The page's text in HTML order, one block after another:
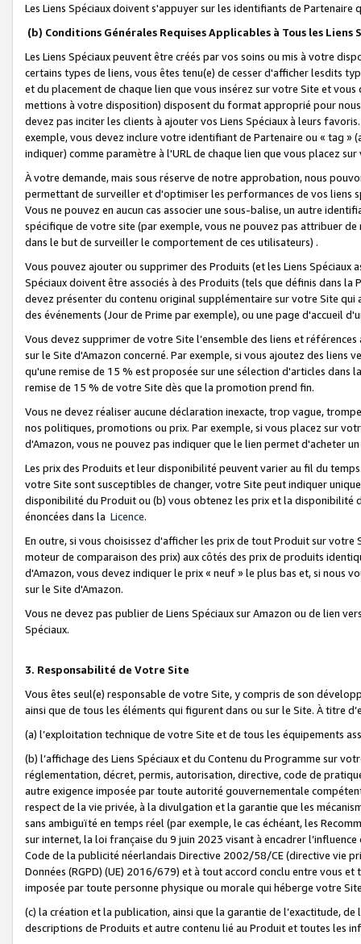
Les Liens Spéciaux doivent s'appuyer sur les identifiants de Partenaire
(b) Conditions Générales Requises Applicables à Tous les Liens
Les Liens Spéciaux peuvent être créés par vos soins ou mis à votre
certains types de liens, vous êtes tenu(e) de cesser d'afficher lesdits
et du placement de chaque lien que vous insérez sur votre Site et
mettions à votre disposition) disposent du format approprié pour
devez pas inciter les clients à ajouter vos Liens Spéciaux à leurs
exemple, vous devez inclure votre identifiant de Partenaire ou « tag
indiquer) comme paramètre à l'URL de chaque lien que vous placez
À votre demande, mais sous réserve de notre approbation, nous
permettant de surveiller et d'optimiser les performances de vos liens
Vous ne pouvez en aucun cas associer une sous-balise, un autre
spécifique de votre site (par exemple, vous ne pouvez pas attribuer
dans le but de surveiller le comportement de ces utilisateurs) .
Vous pouvez ajouter ou supprimer des Produits (et les Liens
Spéciaux doivent être associés à des Produits (tels que définis dans
devez présenter du contenu original supplémentaire sur votre Site qui
des événements (Jour de Prime par exemple), ou une page d'accueil
Vous devez supprimer de votre Site l’ensemble des liens et
sur le Site d'Amazon concerné. Par exemple, si vous ajoutez des
qu'une remise de 15 % est proposée sur une sélection d'articles
remise de 15 % de votre Site dès que la promotion prend fin.
Vous ne devez réaliser aucune déclaration inexacte, trop vague,
nos politiques, promotions ou prix. Par exemple, si vous placez sur
d'Amazon, vous ne pouvez pas indiquer que le lien permet d'acheter
Les prix des Produits et leur disponibilité peuvent varier au fil du
votre Site sont susceptibles de changer, votre Site peut indiquer
disponibilité du Produit ou (b) vous obtenez les prix et la disponibilité
énoncées dans la Licence.
En outre, si vous choisissez d'afficher les prix de tout Produit sur
moteur de comparaison des prix) aux côtés des prix de produits
d'Amazon, vous devez indiquer le prix « neuf » le plus bas et, si nous
sur le Site d'Amazon.
Vous ne devez pas publier de Liens Spéciaux sur Amazon ou de lien
Spéciaux.
3. Responsabilité de Votre Site
Vous êtes seul(e) responsable de votre Site, y compris de son
ainsi que de tous les éléments qui figurent dans ou sur le Site. À titre
(a) l’exploitation technique de votre Site et de tous les équipements
(b) l’affichage des Liens Spéciaux et du Contenu du Programme sur
réglementation, décret, permis, autorisation, directive, code de
autre exigence imposée par toute autorité gouvernementale
respect de la vie privée, à la divulgation et la garantie que les
sans ambiguïté en temps réel (par exemple, le cas échéant, les
sur internet, la loi française du 9 juin 2023 visant à encadrer
Code de la publicité néerlandais Directive 2002/58/CE (directive vie
Données (RGPD) (UE) 2016/679) et à tout accord conclu entre vous
imposée par toute personne physique ou morale qui héberge votre
(c) la création et la publication, ainsi que la garantie de l’exactitude,
descriptions de Produits et autre contenu lié au Produit et toutes les